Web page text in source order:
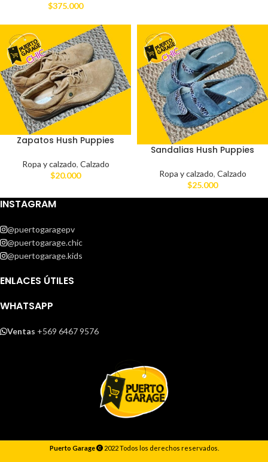
$375.000
Zapatos Hush Puppies
Ropa y calzado, Calzado
$20.000
Sandalias Hush Puppies
Ropa y calzado, Calzado
$25.000
INSTAGRAM
@puertogaragepv
@puertogarage.chic
@puertogarage.kids
ENLACES ÚTILES
WHATSAPP
Ventas +569 6467 9576
Puerto Garage 2022 Todos los derechos reservados.